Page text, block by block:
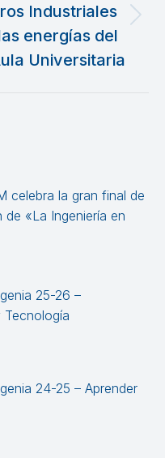
Industriales
energías del
Universitaria
celebra la gran final de
de «La Ingeniería en
25-26 –
Tecnología
24-25 – Aprender